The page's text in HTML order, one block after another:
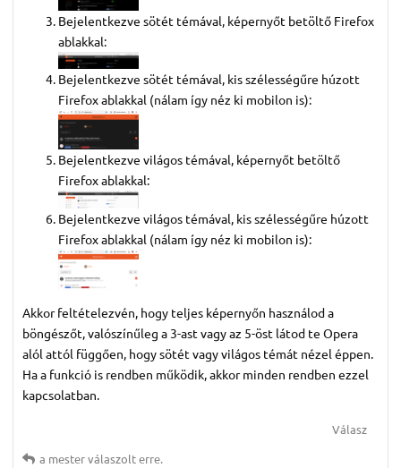
Bejelentkezve sötét témával, képernyőt betöltő Firefox
ablakkal:
Bejelentkezve sötét témával, kis szélességűre húzott
Firefox ablakkal (nálam így néz ki mobilon is):
Bejelentkezve világos témával, képernyőt betöltő
Firefox ablakkal:
Bejelentkezve világos témával, kis szélességűre húzott
Firefox ablakkal (nálam így néz ki mobilon is):
Akkor feltételezvén, hogy teljes képernyőn használod a
böngészőt, valószínűleg a 3-ast vagy az 5-öst látod te Opera
alól attól függően, hogy sötét vagy világos témát nézel éppen.
Ha a funkció is rendben működik, akkor minden rendben ezzel
kapcsolatban.
Válasz
a mesterválaszolt erre.